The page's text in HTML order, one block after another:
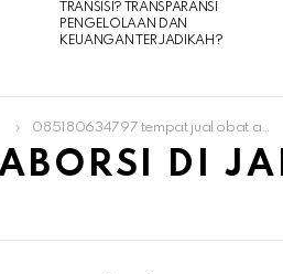
TRANSISI? TRANSPARANSI
PENGELOLAAN DAN
KEUANGAN TERJADIKAH?
085180634797 tempat jual obat aborsi di jakarta selatan
DI